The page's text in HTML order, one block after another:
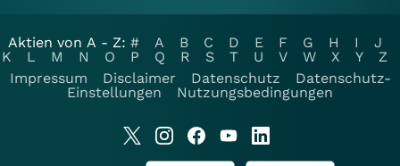
Aktien von A - Z: # A B C D E F G H I
J
K
L M N O P Q R S T U V W X Y
Z
Impressum
Disclaimer Datenschutz
Datenschutz-
Einstellungen
Nutzungsbedingungen